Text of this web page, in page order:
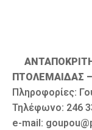
ΠΤΟΛΕΜΑΙΔΑΣ
Πληροφορίες:
Τηλέφωνο: 246
e-mail: